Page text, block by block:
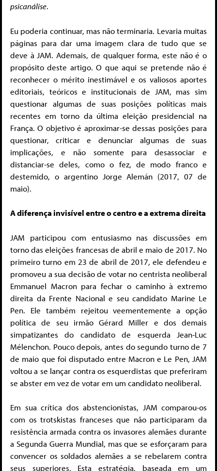
psicanálise.
Eu poderia continuar, mas não terminaria. Levaria muitas
páginas para dar uma imagem clara de tudo que se
deve à JAM. Ademais, de qualquer forma, este não é o
propósito deste artigo. O que aqui se pretende não é
reconhecer o mérito inestimável e os valiosos aportes
editoriais, teóricos e institucionais de JAM, mas sim
questionar algumas de suas posições políticas mais
recentes em torno da última eleição presidencial na
França. O objetivo é aproximar-se dessas posições para
questionar, criticar e denunciar algumas de suas
implicações, e não somente para desassociar e
distanciar-se deles, como o fez, de modo franco e
destemido, o argentino Jorge Alemán (2017, 07 de
maio).
A diferença invisível entre o centro e a extrema direita
JAM participou com entusiasmo nas discussões em
torno das eleições francesas de abril e maio de 2017. No
primeiro turno em 23 de abril de 2017, ele defendeu e
promoveu a sua decisão de votar no centrista neoliberal
Emmanuel Macron para fechar o caminho à extremo
direita da Frente Nacional e seu candidato Marine Le
Pen. Ele também rejeitou veementemente a opção
política de seu irmão Gérard Miller e dos demais
simpatizantes do candidato de esquerda Jean-Luc
Mélenchon. Pouco depois, antes do segundo turno de 7
de maio que foi disputado entre Macron e Le Pen, JAM
voltou a se lançar contra os esquerdistas que preferiram
se abster em vez de votar em um candidato neoliberal.
Em sua crítica dos abstencionistas, JAM comparou-os
com os trotskistas franceses que não participaram da
resistência armada contra os invasores alemães durante
a Segunda Guerra Mundial, mas que se esforçaram para
convencer os soldados alemães a se rebelarem contra
seus superiores. Esta estratégia, baseada em um